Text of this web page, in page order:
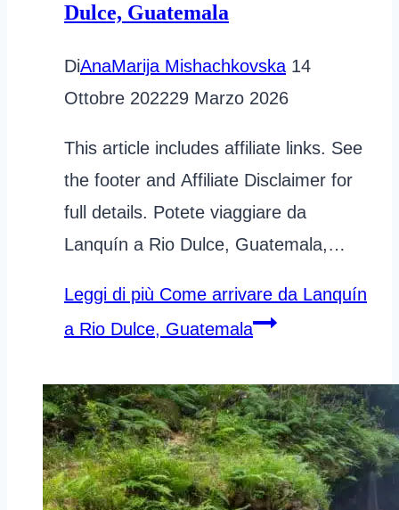
Dulce, Guatemala
DiAnaMarija Mishachkovska 14
Ottobre 202229 Marzo 2026
This article includes affiliate links. See
the footer and Affiliate Disclaimer for
full details. Potete viaggiare da
Lanquín a Rio Dulce, Guatemala,…
Leggi di più Come arrivare da Lanquín
a Rio Dulce, Guatemala